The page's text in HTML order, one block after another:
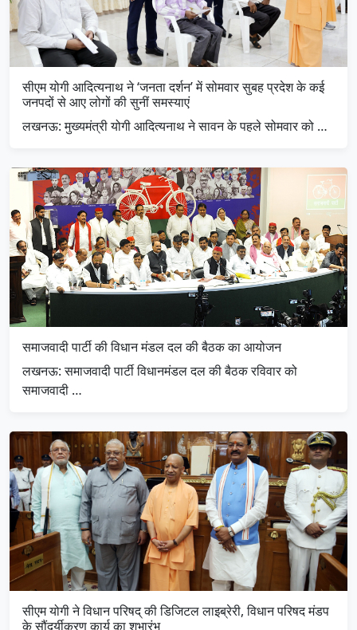
सीएम योगी आदित्यनाथ ने ‘जनता दर्शन’ में सोमवार सुबह प्रदेश के कई
जनपदों से आए लोगों की सुनीं समस्याएं
लखनऊ: मुख्यमंत्री योगी आदित्यनाथ ने सावन के पहले सोमवार को …
समाजवादी पार्टी की विधान मंडल दल की बैठक का आयोजन
लखनऊ: समाजवादी पार्टी विधानमंडल दल की बैठक रविवार को
समाजवादी …
सीएम योगी ने विधान परिषद् की डिजिटल लाइब्रेरी, विधान परिषद मंडप
के सौंदर्यीकरण कार्य का शुभारंभ